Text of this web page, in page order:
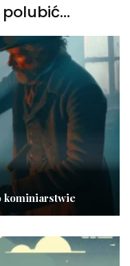
polubić…
kominiarstwie